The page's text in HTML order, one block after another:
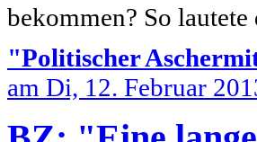
bekommen? So
"Politischer
am Di, 12. Februar